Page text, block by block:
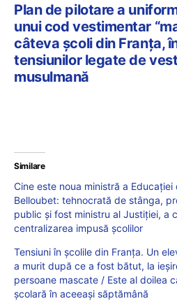
Plan de pilotare a
unui cod vestimentar
câteva școli din Franța,
tensiunilor legate de
musulmană
Similare
Cine este noua ministră a
Belloubet: tehnocrată de stânga,
public și fost ministru al Justiției, a
centralizarea impusă școlilor
Tensiuni în școlile din Franța. Un
a murit după ce a fost bătut, la
persoane mascate / Este al doilea
școlară în aceeași săptămână